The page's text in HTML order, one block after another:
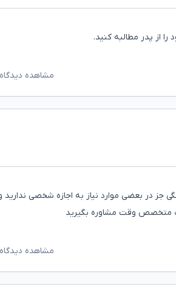
مشاهده
تمام موارد شما مورد بررسی قرار گیرد در ابتدا عرض کنم شما بعد از سن ۱۸ سالگی جز در بعضی موارد نیاز به اجازه شخصی
متخصص وقت مشاوره بگیرید
مشاهده